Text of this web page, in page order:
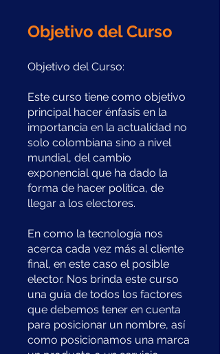
Objetivo del Curso
Objetivo del Curso:
Este curso tiene como objetivo
principal hacer énfasis en la
importancia en la actualidad no
solo colombiana sino a nivel
mundial, del cambio
exponencial que ha dado la
forma de hacer política, de
llegar a los electores.
En como la tecnología nos
acerca cada vez más al cliente
final, en este caso el posible
elector. Nos brinda este curso
una guía de todos los factores
que debemos tener en cuenta
para posicionar un nombre, así
como posicionamos una marca